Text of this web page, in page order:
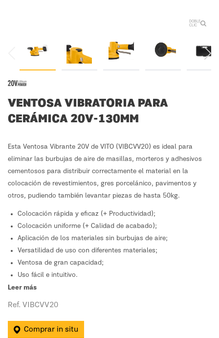
DOBLE
CLIC
VENTOSA VIBRATORIA PARA
CERÁMICA 20V-130MM
Esta Ventosa Vibrante 20V de VITO (VIBCVV20) es ideal para
eliminar las burbujas de aire de masillas, morteros y adhesivos
cementosos para distribuir correctamente el material en la
colocación de revestimientos, gres porcelánico, pavimentos y
otros, pudiendo también levantar piezas de hasta 50kg.
Colocación rápida y eficaz (+ Productividad);
Colocación uniforme (+ Calidad de acabado);
Aplicación de los materiales sin burbujas de aire;
Versatilidad de uso con diferentes materiales;
Ventosa de gran capacidad;
Uso fácil e intuitivo.
Leer más
Ref. VIBCVV20
Comprar in situ